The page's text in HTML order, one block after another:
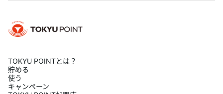
TOKYU POINTとは？
貯める
使う
キャンペーン